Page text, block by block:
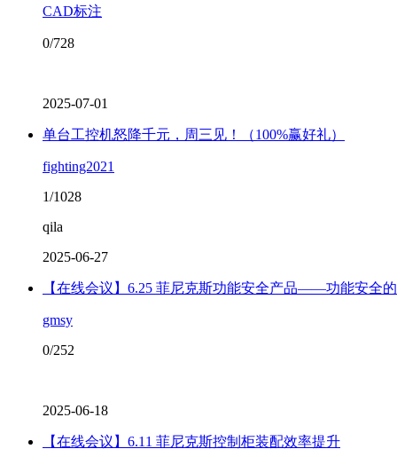
CAD标注
0/728
2025-07-01
单台工控机怒降千元，周三见！（100%赢好礼）
fighting2021
1/1028
qila
2025-06-27
【在线会议】6.25 菲尼克斯功能安全产品——功能安全
gmsy
0/252
2025-06-18
【在线会议】6.11 菲尼克斯控制柜装配效率提升